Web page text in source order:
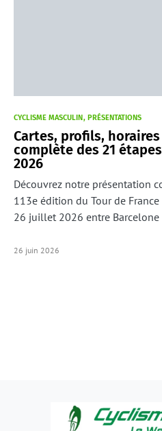
CYCLISME MASCULIN PRÉSENTATIONS
Cartes, profils,
complète des 21
2026
Découvrez notre présentation
113e édition du Tour de
26 juillet 2026 entre Barcelone
26 juin 2026